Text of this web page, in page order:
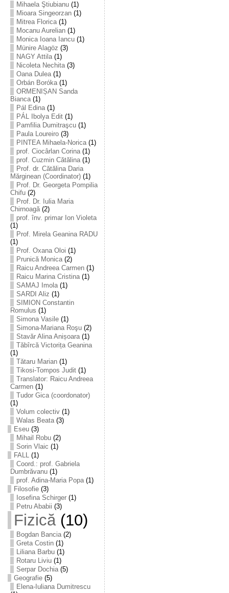
Mihaela Ştiubianu(1)
Mioara Singeorzan(1)
Mitrea Florica(1)
Mocanu Aurelian(1)
Monica Ioana Iancu(1)
Münire Alagöz (3)
NAGY Attila(1)
Nicoleta Nechita(3)
Oana Dulea(1)
Orbán Boróka(1)
ORMENIȘAN Sanda
Bianca(1)
Pál Edina(1)
PÁL Ibolya Edit(1)
Pamfilia Dumitraşcu(1)
Paula Loureiro(3)
PINTEA Mihaela-Norica(1)
prof. Ciocârlan Corina(1)
prof. Cuzmin Cătălina(1)
Prof. dr. Cătălina Daria
Mărginean (Coordinator)(1)
Prof. Dr. Georgeta Pompilia
Chifu(2)
Prof. Dr. Iulia Maria
Chirnoagă(2)
prof. înv. primar Ion Violeta
(1)
Prof. Mirela Geanina RADU
(1)
Prof. Oxana Oloi (1)
Prunică Monica(2)
Raicu Andreea Carmen(1)
Raicu Marina Cristina(1)
SAMAJ Imola(1)
SARDI Aliz (1)
SIMION Constantin
Romulus (1)
Simona Vasile(1)
Simona-Mariana Roşu(2)
Stavăr Alina Anișoara(1)
Tăbîrcă Victorița Geanina
(1)
Tătaru Marian(1)
Tikosi-Tompos Judit(1)
Translator: Raicu Andreea
Carmen(1)
Tudor Gica (coordonator)
(1)
Volum colectiv(1)
Walas Beata(3)
Eseu(3)
Mihail Robu(2)
Sorin Vlaic (1)
FALL(1)
Coord.: prof. Gabriela
Dumbrăvanu(1)
prof. Adina-Maria Popa(1)
Filosofie(3)
Iosefina Schirger(1)
Petru Ababii (3)
Fizică(10)
Bogdan Bancia(2)
Greta Costin(1)
Liliana Barbu(1)
Rotaru Liviu(1)
Serpar Dochia(5)
Geografie(5)
Elena-Iuliana Dumitrescu